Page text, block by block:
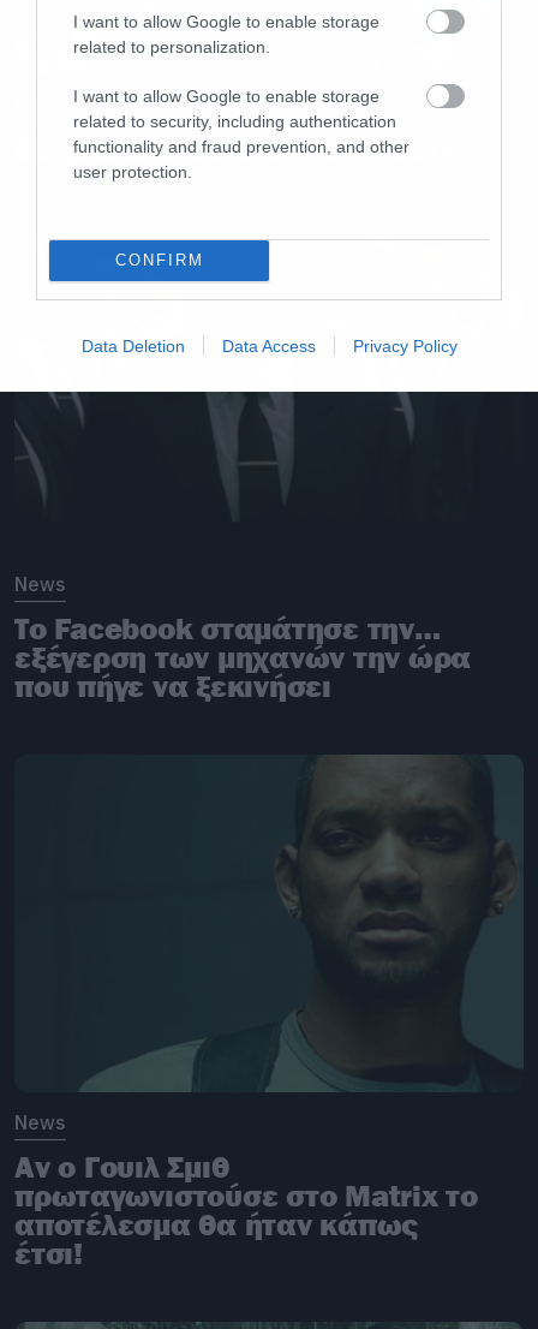
I want to allow Google to enable storage
related to personalization.
I want to allow Google to enable storage
related to security, including authentication
functionality and fraud prevention, and other
user protection.
CONFIRM
Data Deletion Data Access Privacy Policy
Βόμβα: Ετοιμάζεται νέο Matrix!
News
Το Facebook σταμάτησε την…
εξέγερση των μηχανών την ώρα
που πήγε να ξεκινήσει
News
Αν ο Γουιλ Σμιθ
πρωταγωνιστούσε στο Matrix το
αποτέλεσμα θα ήταν κάπως
έτσι!